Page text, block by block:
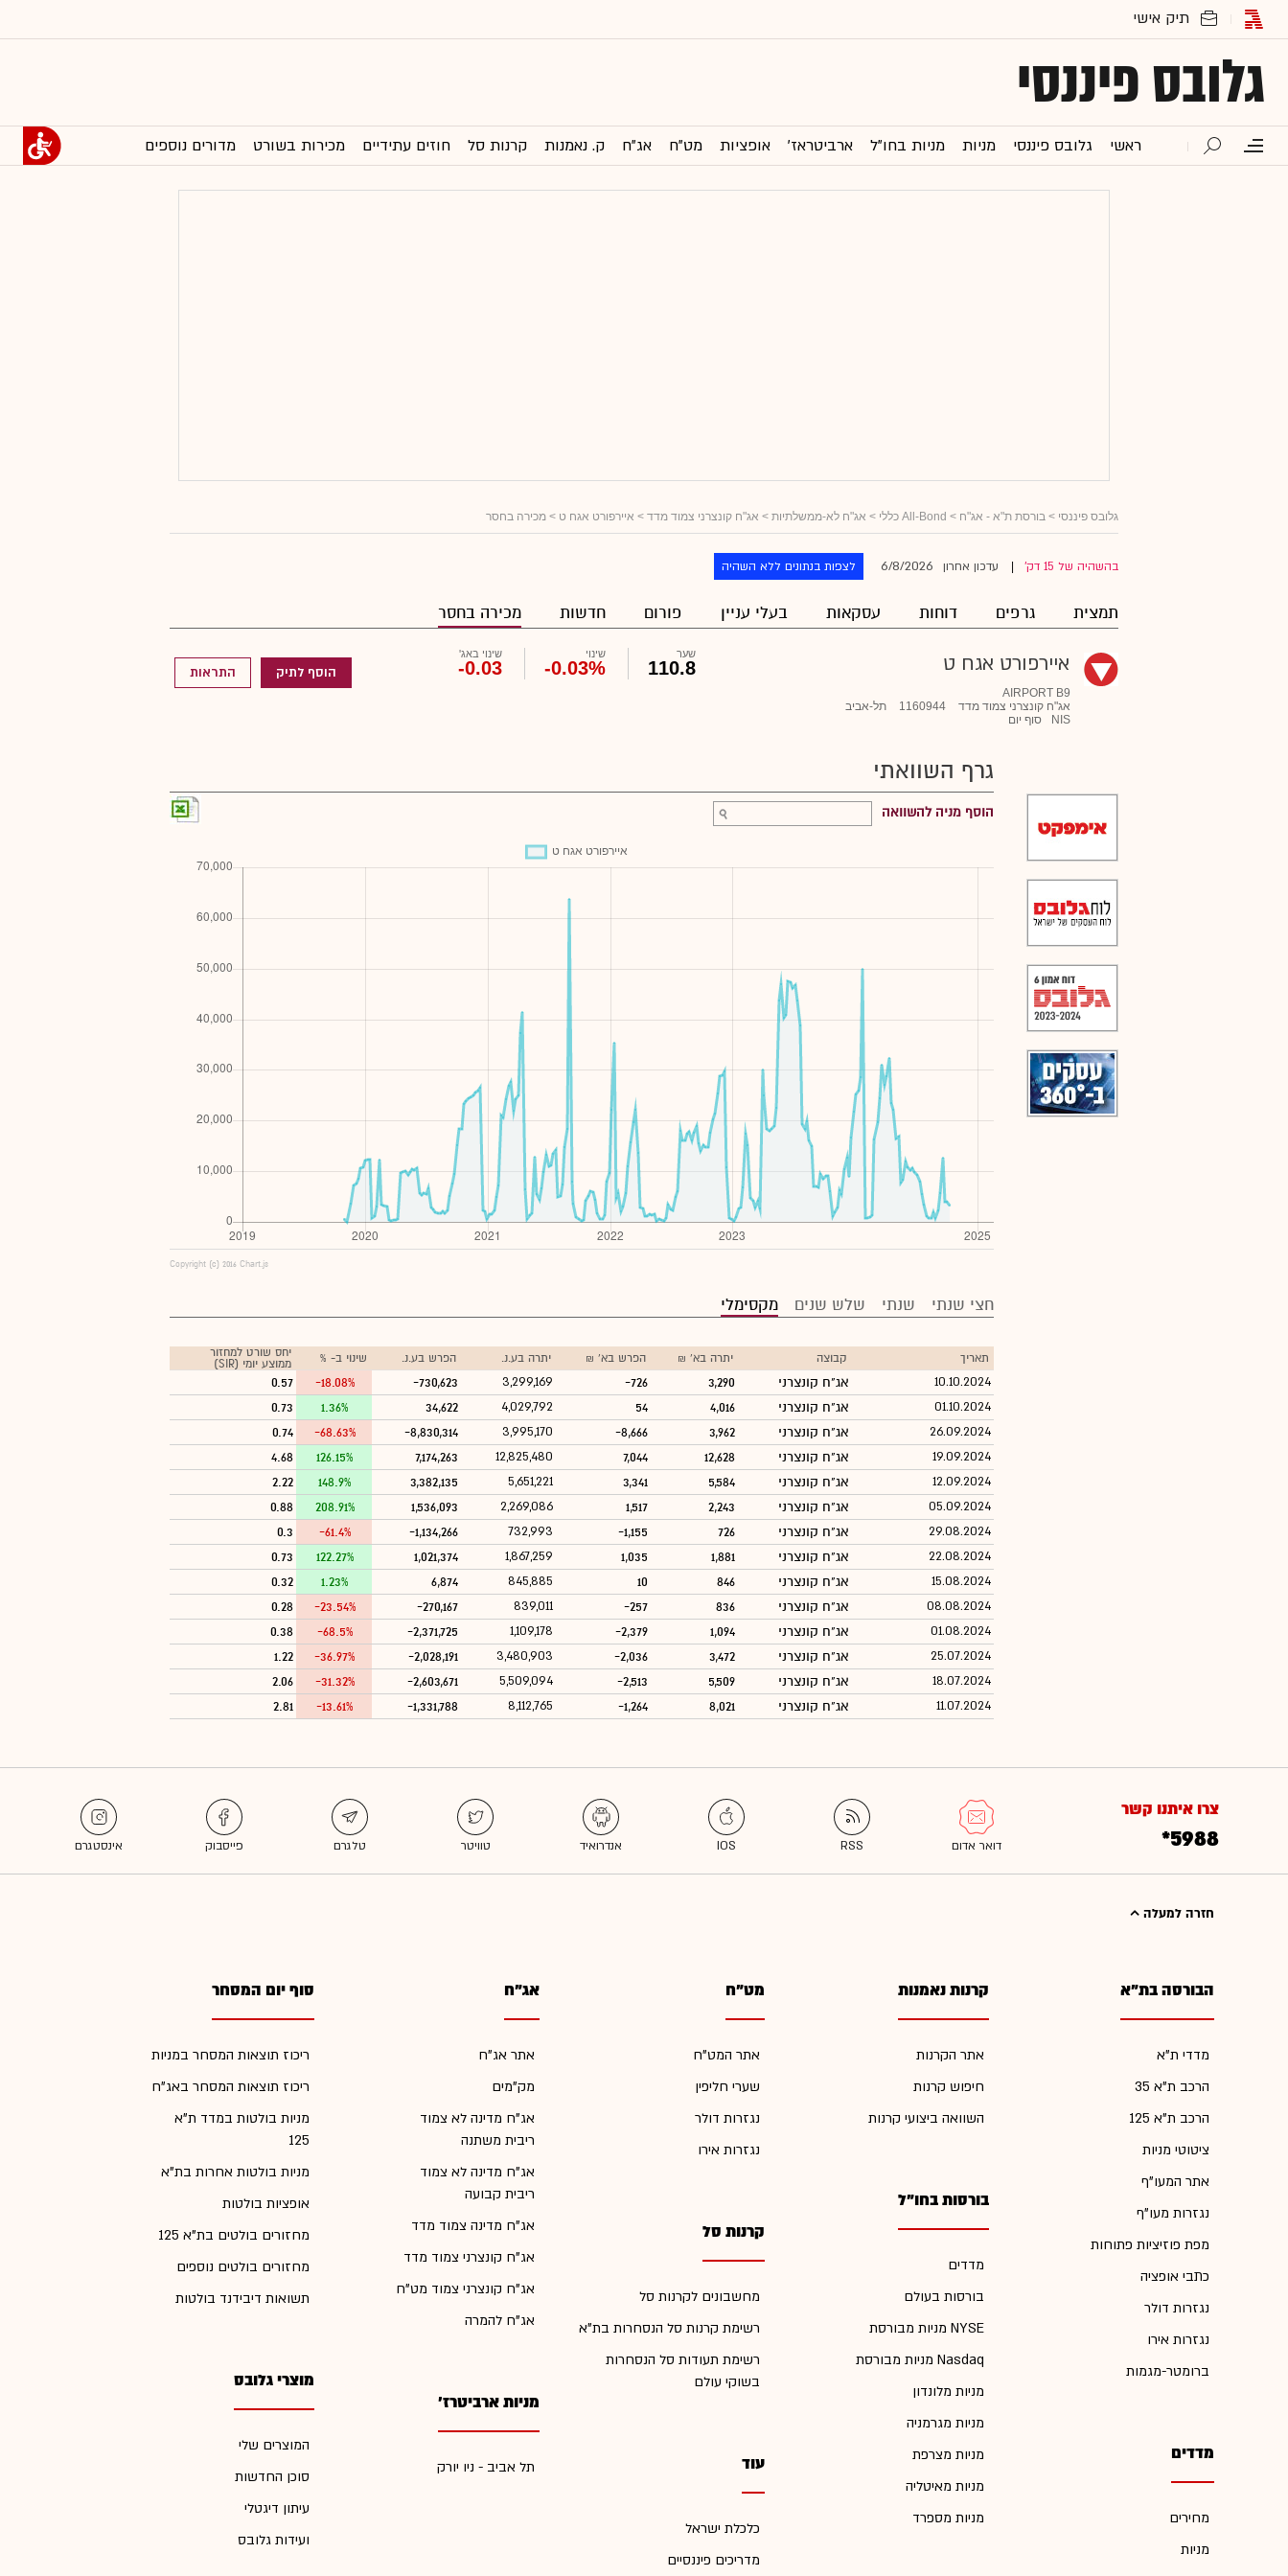
גלובס פיננסי
ראשי גלובס פיננסי מניות מניות בחו"ל ארביטראז' אופציות מט"ח אג"ח ק. נאמנות קרנות סל חוזים עתידיים מכירות בשורט מדורים נוספים
גלובס פיננסי > בורסת ת"א - אג"ח > All-Bond כללי > אג"ח לא-ממשלתיות > אג"ח קונצרני צמוד מדד > איירפורט אגח ט > מכירה בחסר
בהשהיה של 15 דק' עדכון אחרון 6/8/2026 לצפות בנתונים ללא השהיה
תמצית גרפים דוחות עסקאות בעלי עניין פורום חדשות מכירה בחסר
איירפורט אגח ט
AIRPORT B9
אג"ח קונצרני צמוד מדד
1160944
תל-אביב
NIS
סוף יום
שער
110.8
שינוי
-0.03%
שינוי באג'
-0.03 הוסף לתיק התראות
גרף השוואתי
הוסף מניה להשוואה
Copyright (c) 2016 Chart.js
חצי שנתי שנתי שלש שנים מקסימלי
תאריך קבוצה יתרה בא' ₪ הפרש בא' ₪ יתרה בע.נ. הפרש בע.נ. שינוי ב- %
יחס שורט למחזור
ממוצע יומי (SIR)
10.10.2024 אג"ח קונצרני 3,290
-726
3,299,169
-730,623
-18.08%
0.57
01.10.2024 אג"ח קונצרני 4,016
54
4,029,792
34,622
1.36%
0.73
26.09.2024 אג"ח קונצרני 3,962
-8,666
3,995,170
-8,830,314
-68.63%
0.74
19.09.2024 אג"ח קונצרני 12,628
7,044
12,825,480
7,174,263
126.15%
4.68
12.09.2024 אג"ח קונצרני 5,584
3,341
5,651,221
3,382,135
148.9%
2.22
05.09.2024 אג"ח קונצרני 2,243
1,517
2,269,086
1,536,093
208.91%
0.88
29.08.2024 אג"ח קונצרני 726
-1,155
732,993
-1,134,266
-61.4%
0.3
22.08.2024 אג"ח קונצרני 1,881
1,035
1,867,259
1,021,374
122.27%
0.73
15.08.2024 אג"ח קונצרני 846
10
845,885
6,874
1.23%
0.32
08.08.2024 אג"ח קונצרני 836
-257
839,011
-270,167
-23.54%
0.28
01.08.2024 אג"ח קונצרני 1,094
-2,379
1,109,178
-2,371,725
-68.5%
0.38
25.07.2024 אג"ח קונצרני 3,472
-2,036
3,480,903
-2,028,191
-36.97%
1.22
18.07.2024 אג"ח קונצרני 5,509
-2,513
5,509,094
-2,603,671
-31.32%
2.06
11.07.2024 אג"ח קונצרני 8,021
-1,264
8,112,765
-1,331,788
-13.61%
2.81
צרו איתנו קשר
*5988
חזרה למעלה
הבורסה בת"א
מדדי ת"א
הרכב ת"א 35
הרכב ת"א 125
ציטוטי מניות
אתר המעו"ף
נגזרות מעו"ף
מפת פוזיציות פתוחות
כתבי אופציה
נגזרות דולר
נגזרות אירו
ברומטר-מגמות
מדדים
מחירים
מניות
קרנות נאמנות
אתר הקרנות
חיפוש קרנות
השוואה ביצועי קרנות
בורסות בחו"ל
מדדים
בורסות בעולם
מניות מבורסת NYSE
מניות מבורסת Nasdaq
מניות מלונדון
מניות מגרמניה
מניות מצרפת
מניות מאיטליה
מניות מספרד
מט"ח
אתר המט"ח
שערי חליפין
נגזרות דולר
נגזרות אירו
קרנות סל
מחשבונים לקרנות סל
רשימת קרנות סל הנסחרות בת"א
רשימת תעודות סל הנסחרות
בשוקי עולם
עוד
כלכלת ישראל
מדריכים פיננסיים
אג"ח
אתר אג"ח
מק"מים
אג"ח מדינה לא צמוד
ריבית משתנה
אג"ח מדינה לא צמוד
ריבית קבועה
אג"ח מדינה צמוד מדד
אג"ח קונצרני צמוד מדד
אג"ח קונצרני צמוד מט"ח
אג"ח להמרה
מניות ארביטרז'
תל אביב - ניו יורק
סוף יום המסחר
ריכוז תוצאות המסחר במניות
ריכוז תוצאות המסחר באג"ח
מניות בולטות במדד ת"א
125
מניות בולטות אחרות בת"א
אופציות בולטות
מחזורים בולטים בת"א 125
מחזורים בולטים נוספים
תשואות דיבידנד בולטות
מוצרי גלובס
המוצרים שלי
סוכן החדשות
עיתון דיגטלי
ועידות גלובס